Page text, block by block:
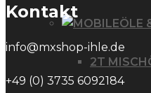
ÖLE
2T
Kontakt
info@mxshop-ihle.de
+49 (0) 3735 6092184